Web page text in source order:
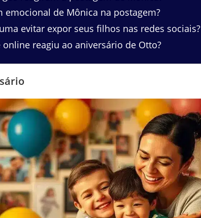
emocional de Mônica na postagem?
evitar expor seus filhos nas redes sociais?
reagiu ao aniversário de Otto?